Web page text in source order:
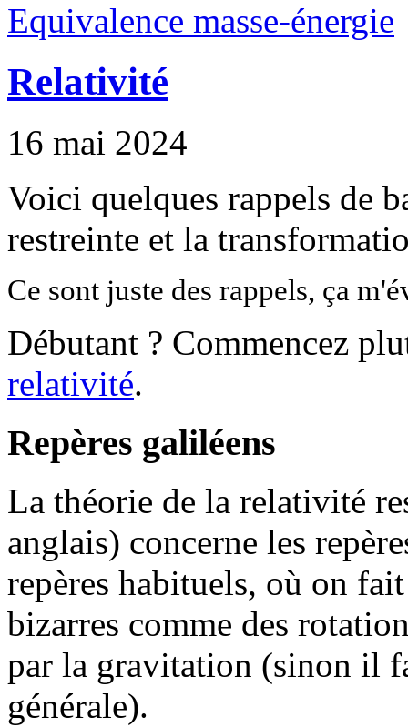
Equivalence masse-énergie
Relativité
16 mai 2024
Voici quelques rappels de
restreinte et la
Ce sont juste des rappels, ça
Débutant ? Commencez
relativité.
Repères galiléens
La théorie de la relativité
anglais) concerne les
repères habituels, où on
bizarres comme des
par la gravitation (sinon il
générale).